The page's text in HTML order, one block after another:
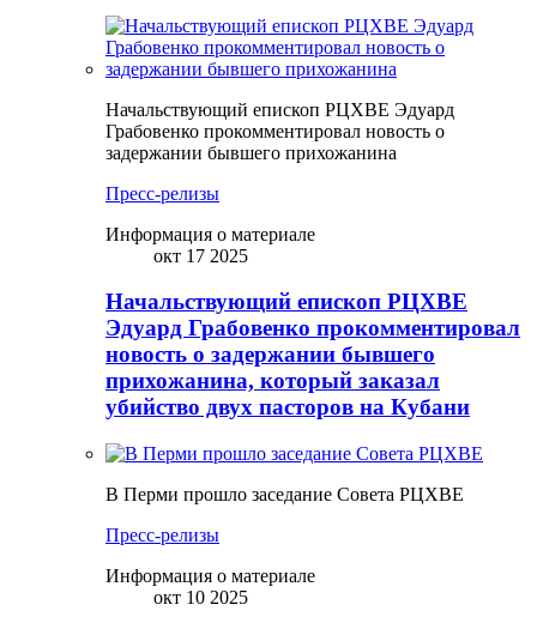
Начальствующий епископ РЦХВЕ Эдуард
Грабовенко прокомментировал новость о
задержании бывшего прихожанина
Пресс-релизы
Информация о материале
окт 17 2025
Начальствующий епископ РЦХВЕ
Эдуард Грабовенко прокомментировал
новость о задержании бывшего
прихожанина, который заказал
убийство двух пасторов на Кубани
В Перми прошло заседание Совета РЦХВЕ
Пресс-релизы
Информация о материале
окт 10 2025